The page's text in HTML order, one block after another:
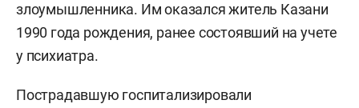
злоумышленника. Им оказался житель Казани
1990 года рождения, ранее состоявший на учете
у психиатра.
Пострадавшую госпитализировали